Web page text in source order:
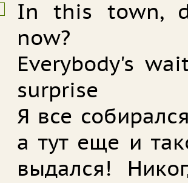
In this town,
now?
Everybody's
surprise
Я все
а тут еще и
выдался!